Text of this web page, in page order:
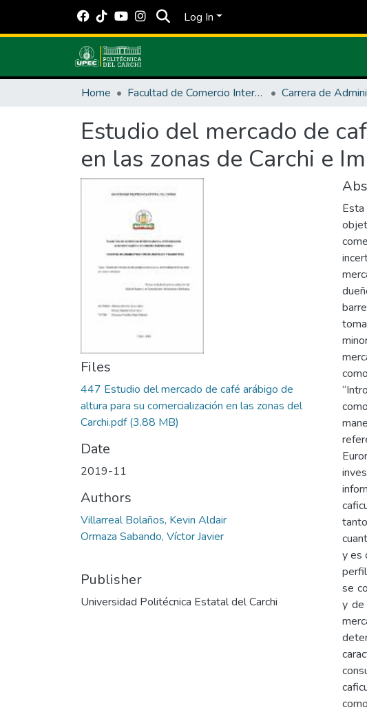
Log In
Home Facultad de Comercio Internacional, Integración, Administración y Economía Empresarial
Estudio del mercado de
en las zonas de Carchi e
Files
447 Estudio del mercado de café arábigo de
altura para su comercialización en las zonas del
Carchi.pdf(3.88 MB)
Date
2019-11
Authors
Villarreal Bolaños, Kevin Aldair
Ormaza Sabando, Víctor Javier
Publisher
Universidad Politécnica Estatal del Carchi
y es
se
y de